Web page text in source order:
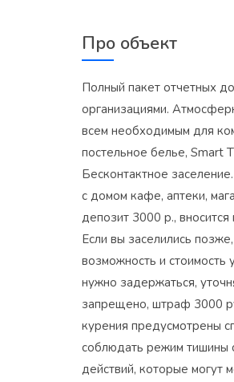
Про объект
Полный пакет отчетных
организациями.
всем нeoбxoдимым для
постельное белье, Smаrt
Бесконтактное
с домом кафе, аптеки,
депозит 3000 р.,
Если вы заселились
возможность и
нужно задержаться,
запрещено, штраф 3000
курения предусмотрены
соблюдать режим тишины
действий, которые могут